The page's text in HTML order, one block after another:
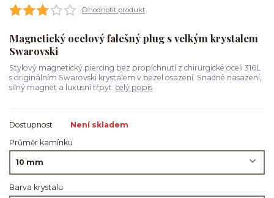
Ohodnotit produkt
Magnetický ocelový falešný plug s velkým krystalem
Swarovski
Stylový magnetický piercing bez propíchnutí z chirurgické oceli 316L
s originálním Swarovski krystalem v bezel osazení. Snadné nasazení,
silný magnet a luxusní třpyt. celý popis
Dostupnost
Není skladem
Průměr kamínku
Barva krystalu